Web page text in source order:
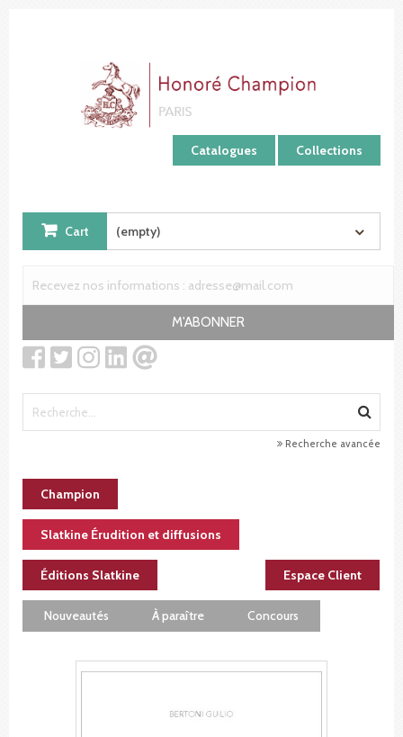
Catalogues Collections
Cart (empty)
M'ABONNER
Recherche avancée
Champion
Slatkine Érudition et diffusions
Éditions Slatkine Espace Client
Nouveautés À paraître Concours